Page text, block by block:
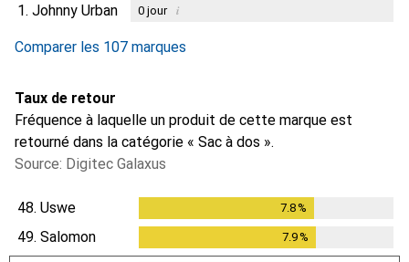
1. Johnny Urban 0jour i
Comparer les 107 marques
Taux de retour
Fréquence à laquelle un produit de cette marque est
retourné dans la catégorie « Sac à dos ».
Source: Digitec Galaxus
48. Uswe 7.8%
49. Salomon 7.9%